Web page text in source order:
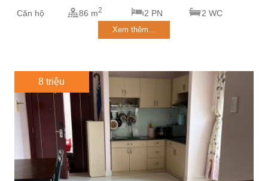
Căn hộ 86 m2 2 PN 2 WC
Xem thêm...
8 triệu